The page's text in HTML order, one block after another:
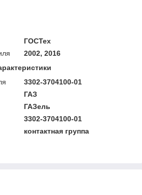
ГОСТех
2002, 2016
3302-3704100-01
ГАЗ
ГАЗель
3302-3704100-01
контактная группа